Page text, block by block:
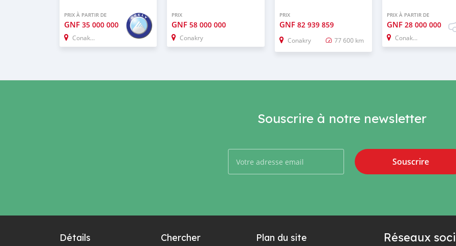
PRIX À PARTIR DE
GNF 35 000 000
Conakry
PRIX
GNF58 000 000
Conakry
PRIX
GNF 82 939 859
Conakry 77 600 km
PRIX À PARTIR DE
GNF 28 000 000
Conakry
Souscrire à notre newsletter
Souscrire
Détails Chercher Plan du site Réseaux